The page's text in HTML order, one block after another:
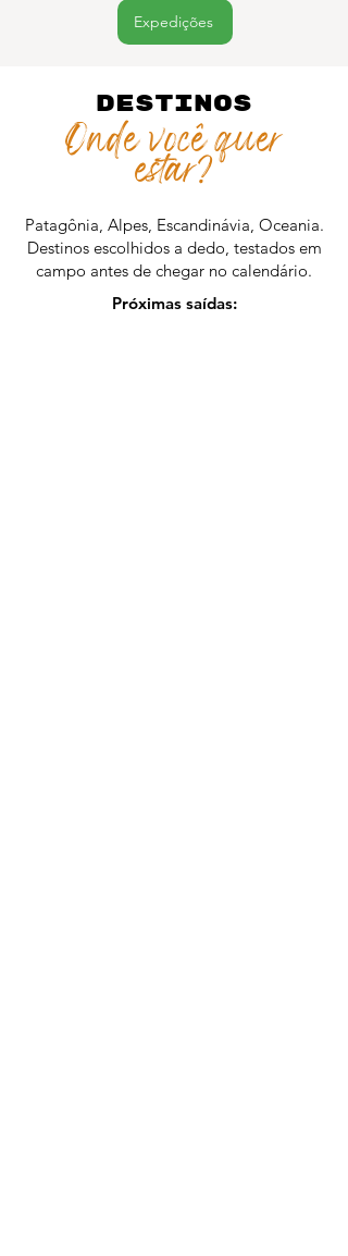
Expedições
Destinos
Onde você quer
estar?
Patagônia, Alpes, Escandinávia, Oceania.
Destinos escolhidos a dedo, testados em
campo antes de chegar no calendário.
Próximas saídas: